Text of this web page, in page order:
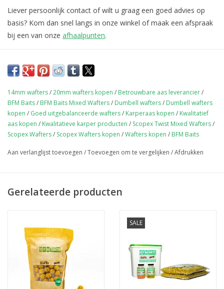
Liever persoonlijk contact of wilt u graag een goed advies op
basis? Kom dan snel langs in onze winkel of maak een afspraak
bij een van onze afhaalpunten.
14mm wafters/20mm wafters kopen / Betrouwbare aas leverancier/
BFM Baits/ BFM Baits Mixed Wafters/ Dumbell wafters/ Dumbell wafters
kopen / Goed uitgebalanceerde wafters/ Karperaas kopen / Kwalitatief
aas kopen / Kwalitatieve karper producten / Scopex Twist Mixed Wafters/
Scopex Wafters/ Scopex Wafters kopen /Wafters kopen / BFM Baits
Aan verlanglijst toevoegen /Toevoegen om te vergelijken /Afdrukken
Gerelateerde producten
SALE